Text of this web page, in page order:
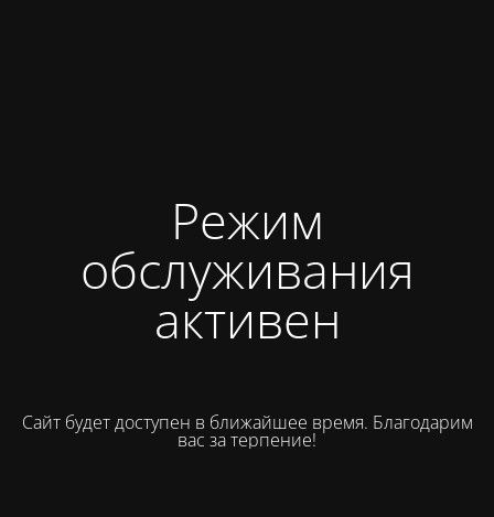
Режим
обслуживания
активен
Сайт будет доступен в ближайшее время. Благодарим
вас за терпение!